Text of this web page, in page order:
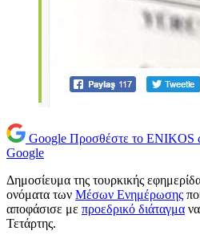
Google Προσθέστε το ENIKOS
Google
Δημοσίευμα της τουρκικής
ονόματα των Μέσων Ενημέρωσης
αποφάσισε με προεδρικό διάταγμα
Τετάρτης.